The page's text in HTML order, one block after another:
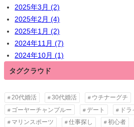
2025年3月 (2)
2025年2月 (4)
2025年1月 (2)
2024年11月 (7)
2024年10月 (1)
タグクラウド
20代婚活 30代婚活 ウチナーグチ
ゴーヤーチャンプルー
デート ド
マリンスポーツ
仕事探し 初心者